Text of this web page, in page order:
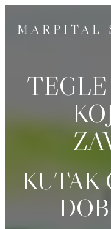
MARPITAL
KUTAK